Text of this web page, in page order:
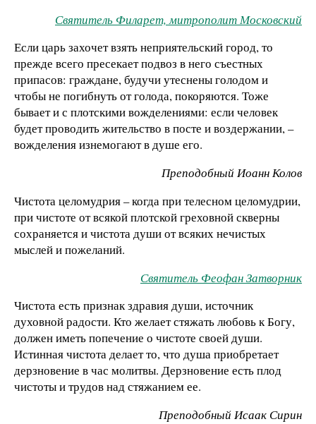
Святитель Филарет, митрополит Московский
Если царь захочет взять неприятельский город, то
прежде всего пресекает подвоз в него съестных
припасов: граждане, будучи утеснены голодом и
чтобы не погибнуть от голода, покоряются. Тоже
бывает и с плотскими вожделениями: если человек
будет проводить жительство в посте и воздержании, –
вожделения изнемогают в душе его.
Преподобный Иоанн Колов
Чистота целомудрия – когда при телесном целомудрии,
при чистоте от всякой плотской греховной скверны
сохраняется и чистота души от всяких нечистых
мыслей и пожеланий.
Святитель Феофан Затворник
Чистота есть признак здравия души, источник
духовной радости. Кто желает стяжать любовь к Богу,
должен иметь попечение о чистоте своей души.
Истинная чистота делает то, что душа приобретает
дерзновение в час молитвы. Дерзновение есть плод
чистоты и трудов над стяжанием ее.
Преподобный Исаак Сирин